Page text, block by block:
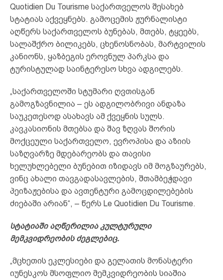
Quotidien Du Tourisme საქართველოს შესახებ
სტატიას აქვეყნებს. გამოცემის ჟურნალისტი
აღწერს საქართველოს ბუნებას, მთებს, ტყეებს,
სალაშქრო ბილიკებს, ცხენოსნობას, მარტვილის
კანიონს, ყაზბეგის ეროვნულ პარკსა და
ტურისტულად საინტერესო სხვა ადგილებს.
„საქართველოში სტუმარი ღვთისგან
გამოგზავნილია – ეს ადგილობრივი ანდაზა
საუკეთესოდ ასახავს ამ ქვეყნის სულს.
კავკასიონის მთებსა და შავ ზღვას შორის
მოქცეული საქართველო, ევროპისა და აზიის
საზღვარზე მდებარეობს და თავისი
ხელუხლებელი ბუნებით იზიდავს იმ მოგზაურებს,
ვინც ახალი თავგადასავლების, შთამბეჭდავი
პეიზაჟებისა და ავთენტური გამოცდილებების
ძიებაში არიან“, – წერს Le Quotidien Du Tourisme.
სტატიაში აღწერილია კულტურული
მემკვიდრეობის ძეგლებიც.
„მცხეთის ეკლესიები და გელათის მონასტერი
იუნესკოს მსოფლიო მემკვიდრეობის სიაშია